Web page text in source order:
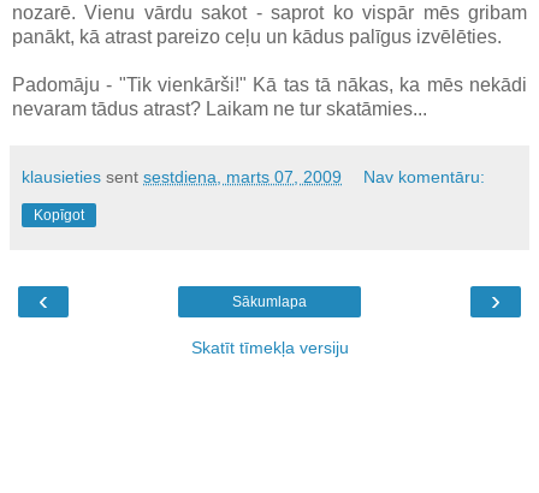
nozarē. Vienu vārdu sakot - saprot ko vispār mēs gribam
panākt, kā atrast pareizo ceļu un kādus palīgus izvēlēties.
Padomāju - "Tik vienkārši!" Kā tas tā nākas, ka mēs nekādi
nevaram tādus atrast? Laikam ne tur skatāmies...
klausieties sent sestdiena, marts 07, 2009 Nav komentāru:
Kopīgot
‹ ›
Sākumlapa
Skatīt tīmekļa versiju